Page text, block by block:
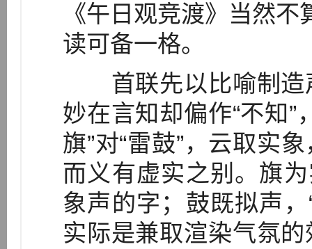
《午日观竞渡》当然
读可备一格。
首联先以比喻制造
妙在言知却偏作“不知”
旗”对“雷鼓”，云取实
而义有虚实之别。旗
象声的字；鼓既拟声
实际是兼取渲染气氛